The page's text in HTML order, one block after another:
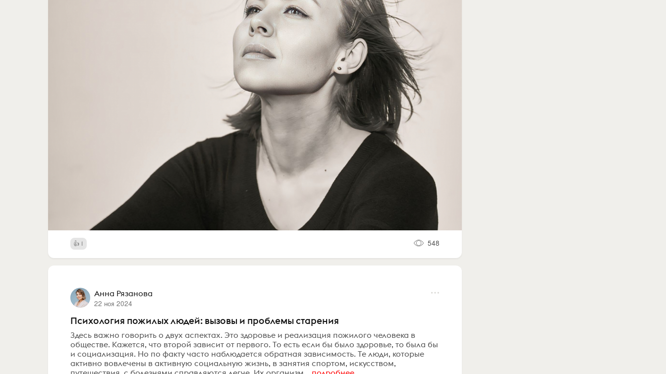
1 548
Анна Рязанова
22 ноя 2024
Психология пожилых людей: вызовы и проблемы старения
Здесь важно говорить о двух аспектах. Это здоровье и реализация пожилого человека в
обществе. Кажется, что второй зависит от первого. То есть если бы было здоровье, то была бы
и социализация. Но по факту часто наблюдается обратная зависимость. Те люди, которые
активно вовлечены в активную социальную жизнь, в занятия спортом, искусством,